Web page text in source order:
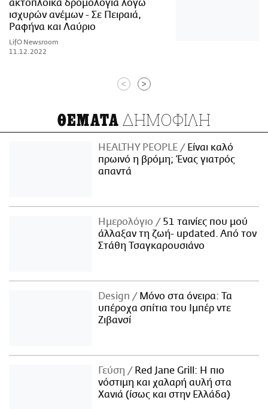
ακτοπλοϊκά δρομολόγια λόγω
ισχυρών ανέμων - Σε Πειραιά,
Ραφήνα και Λαύριο
LifO Newsroom
11.12.2022
< >
ΘΕΜΑΤΑ ΔΗΜΟΦΙΛΗ
HEALTHY PEOPLE
Είναι καλό
πρωινό η βρόμη; Ένας γιατρός
απαντά
Ημερολόγιο
51 ταινίες που μού
άλλαξαν τη ζωή- updated. Aπό τον
Στάθη Τσαγκαρουσιάνο
Design
Μόνο στα όνειρα: Τα
υπέροχα σπίτια του Ιμπέρ ντε
Ζιβανσί
Γεύση
Red Jane Grill: Η πιο
νόστιμη και χαλαρή αυλή στα
Χανιά (ίσως και στην Ελλάδα)